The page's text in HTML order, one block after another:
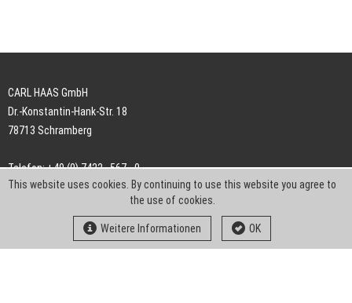
CARL HAAS GmbH
Dr.-Konstantin-Hank-Str. 18
78713 Schramberg
Telefon: +49 (0) 7422 . 567 - 0
Telefax: +49 (0) 7422 . 567 - 239
info-ch@kern-liebers.com
This website uses cookies. By continuing to use this website you agree to
the use of cookies.
Weitere Informationen OK